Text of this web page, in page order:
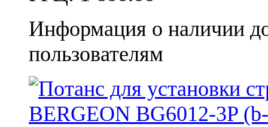
Информация о наличии
пользователям